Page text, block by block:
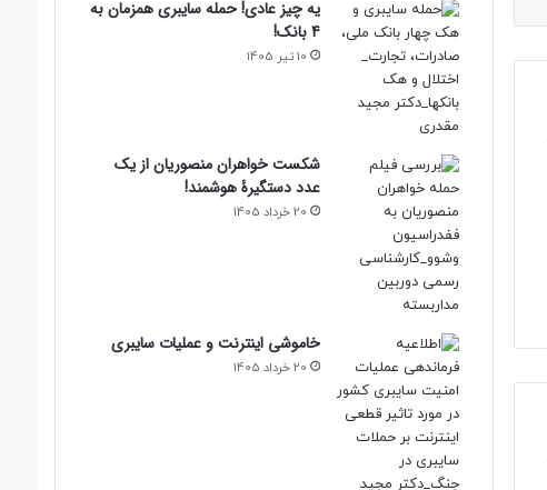
یه چیز عادی! حمله سایبری همزمان به
4 بانک!
10 تیر 1405
شکست خواهران منصوریان از یک
عدد دستگیرۀ هوشمند!
20 خرداد 1405
خاموشی اینترنت و عملیات سایبری
20 خرداد 1405